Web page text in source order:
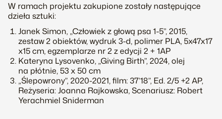
W ramach projektu zakupione zostały następujące
dzieła sztuki:
Janek Simon, „Człowiek z głową psa 1-5”, 2015,
zestaw 2 obiektów, wydruk 3-d, polimer PLA, 5x47x17
x15 cm, egzemplarze nr 2 z edycji 2 + 1AP
Kateryna Lysovenko, „Giving Birth”, 2024, olej
na płótnie, 53 x 50 cm
„Ślepowrony”, 2020-2021, film: 37’18”, Ed. 2/5 +2 AP,
Reżyseria: Joanna Rajkowska, Scenariusz: Robert
Yerachmiel Sniderman